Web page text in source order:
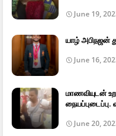
June 19,
யாழ் அபிநஜன்
June 16,
மாணவியுடன்
நையப்புடைப்பு.
June 20,